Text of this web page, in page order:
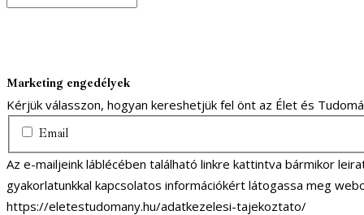
Marketing engedélyek
Kérjük válasszon, hogyan kereshetjük fel önt az Élet és
Email
Az e-mailjeink láblécében található linkre kattintva bármikor
gyakorlatunkkal kapcsolatos információkért látogassa meg
https://eletestudomany.hu/adatkezelesi-tajekoztato/